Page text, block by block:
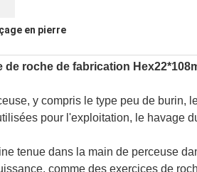
en pierre
roche de fabrication
y compris le type peu de burin,
pour l'exploitation, le havage
tenue dans la main de perceuse
comme des exercices de